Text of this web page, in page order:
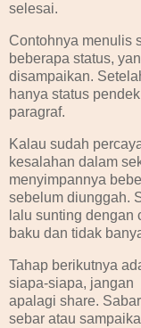
selesai.
Contohnya menulis
beberapa status,
disampaikan.
hanya status
paragraf.
Kalau sudah
kesalahan dalam
menyimpannya
sebelum diunggah.
lalu sunting dengan
baku dan tidak
Tahap berikutnya
siapa-siapa, jangan
apalagi share.
sebar atau